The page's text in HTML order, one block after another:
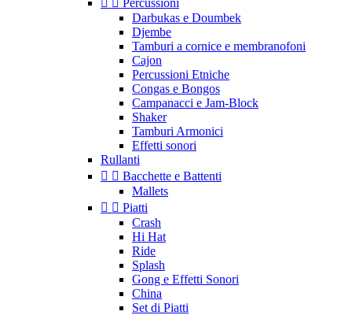
  Percussioni
Darbukas e Doumbek
Djembe
Tamburi a cornice e membranofoni
Cajon
Percussioni Etniche
Congas e Bongos
Campanacci e Jam-Block
Shaker
Tamburi Armonici
Effetti sonori
Rullanti
  Bacchette e Battenti
Mallets
  Piatti
Crash
Hi Hat
Ride
Splash
Gong e Effetti Sonori
China
Set di Piatti